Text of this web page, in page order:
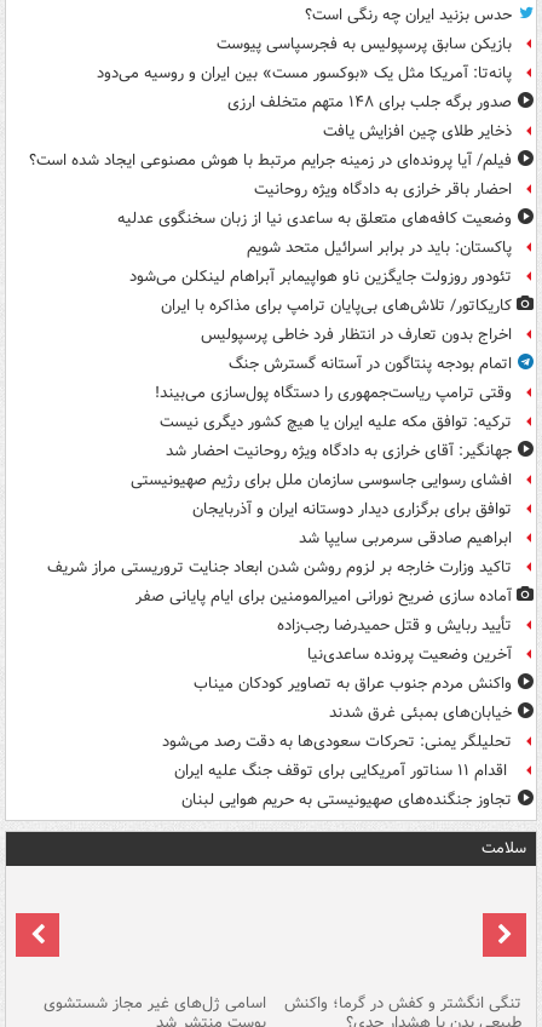
حدس بزنید ایران چه رنگی است؟
بازیکن سابق پرسپولیس به فجرسپاسی پیوست
پانه‌تا: آمریکا مثل یک «بوکسور مست» بین ایران و روسیه می‌دود
صدور برگه جلب برای ۱۴۸ متهم متخلف ارزی
ذخایر طلای چین افزایش یافت
فیلم/ آیا پرونده‌ای در زمینه جرایم مرتبط با هوش مصنوعی ایجاد شده است؟
احضار باقر خرازی به دادگاه ویژه روحانیت
وضعیت کافه‌های متعلق به ساعدی نیا از زبان سخنگوی عدلیه
پاکستان: باید در برابر اسرائیل متحد شویم
تئودور روزولت جایگزین ناو هواپیمابر آبراهام لینکلن می‌شود
کاریکاتور/ تلاش‌های بی‌پایان ترامپ برای مذاکره با ایران
اخراج بدون تعارف در انتظار فرد خاطی پرسپولیس
اتمام بودجه پنتاگون در آستانه گسترش جنگ
وقتی ترامپ ریاست‌جمهوری را دستگاه پول‌سازی می‌بیند!
ترکیه: توافق مکه علیه ایران یا هیچ کشور دیگری نیست
جهانگیر: آقای خرازی به دادگاه ویژه روحانیت احضار شد
افشای رسوایی جاسوسی سازمان ملل برای رژیم صهیونیستی
توافق برای برگزاری دیدار دوستانه ایران و آذربایجان
ابراهیم صادقی سرمربی سایپا شد
تاکید وزارت خارجه بر لزوم روشن شدن ابعاد جنایت تروریستی مراز شریف
آماده سازی ضریح نورانی امیرالمومنین برای ایام پایانی صفر
تأیید ربایش و قتل حمیدرضا رجب‌زاده
آخرین وضعیت پرونده ساعدی‌نیا
واکنش مردم جنوب عراق به تصاویر کودکان میناب
خیابان‌های بمبئی غرق شدند
تحلیلگر یمنی: تحرکات سعودی‌ها به دقت رصد می‌شود
اقدام ۱۱ سناتور آمریکایی برای توقف جنگ علیه ایران
تجاوز جنگنده‌های صهیونیستی به حریم هوایی لبنان
سلامت
تنگی انگشتر و کفش در گرما؛ واکنش اسامی ژل‌های غیر مجاز شستشوی